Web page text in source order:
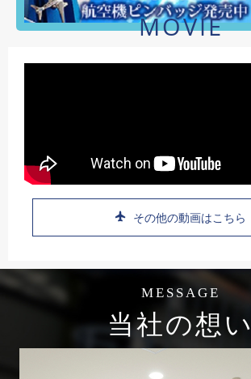
MOVIE
その他の動画はこちら
MESSAGE
当社の想い